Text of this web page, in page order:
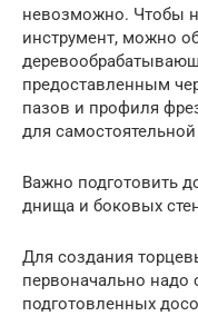
невозможно. Чтобы
инструмент, можно
предоставленным
пазов и профиля
для
Важно подготовить
днища и боковых
Для создания
первоначально надо
подготовленных